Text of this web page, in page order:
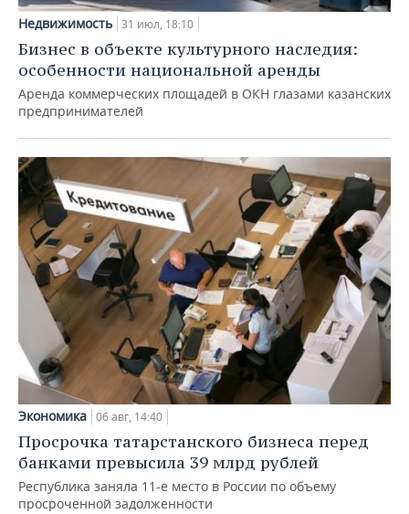
Недвижимость 31 июл, 18:10
Бизнес в объекте культурного наследия:
особенности национальной аренды
Аренда коммерческих площадей в ОКН глазами казанских
предпринимателей
Экономика 06 авг, 14:40
Просрочка татарстанского бизнеса перед
банками превысила 39 млрд рублей
Республика заняла 11-е место в России по объему
просроченной задолженности